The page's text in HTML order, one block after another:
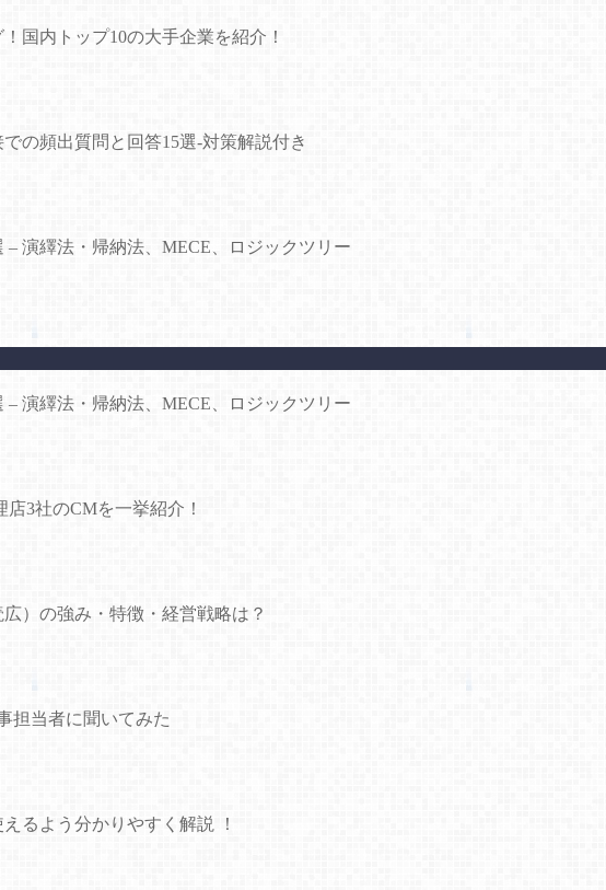
国内トップ10の大手企業を紹介！
の頻出質問と回答15選-対策解説付き
– 演繹法・帰納法、MECE、ロジックツリー
– 演繹法・帰納法、MECE、ロジックツリー
3社のCMを一挙紹介！
）の強み・特徴・経営戦略は？
担当者に聞いてみた
るよう分かりやすく解説 ！